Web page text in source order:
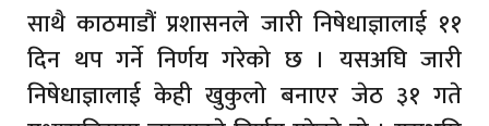
साथै काठमाडौं प्रशासनले जारी निषेधाज्ञालाई ११
दिन थप गर्ने निर्णय गरेको छ । यसअघि जारी
निषेधाज्ञालाई केही खुकुलो बनाएर जेठ ३१ गते